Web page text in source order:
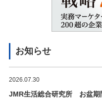
お知らせ
2026.07.30
JMR生活総合研究所 お盆期